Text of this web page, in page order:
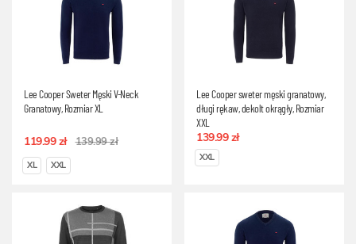
Lee Cooper Sweter Męski V-Neck
Granatowy, Rozmiar XL
119.99 zł 139.99 zł
XL XXL
Lee Cooper sweter męski granatowy,
długi rękaw, dekolt okrągły, Rozmiar
XXL
139.99 zł
XXL